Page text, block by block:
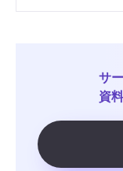
サ
資